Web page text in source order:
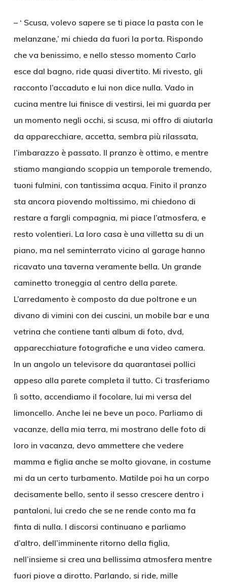
– ‘ Scusa, volevo sapere se ti piace la pasta con le
melanzane,’ mi chieda da fuori la porta. Rispondo
che va benissimo, e nello stesso momento Carlo
esce dal bagno, ride quasi divertito. Mi rivesto, gli
racconto l’accaduto e lui non dice nulla. Vado in
cucina mentre lui finisce di vestirsi, lei mi guarda per
un momento negli occhi, si scusa, mi offro di aiutarla
da apparecchiare, accetta, sembra più rilassata,
l’imbarazzo è passato. Il pranzo è ottimo, e mentre
stiamo mangiando scoppia un temporale tremendo,
tuoni fulmini, con tantissima acqua. Finito il pranzo
sta ancora piovendo moltissimo, mi chiedono di
restare a fargli compagnia, mi piace l’atmosfera, e
resto volentieri. La loro casa è una villetta su di un
piano, ma nel seminterrato vicino al garage hanno
ricavato una taverna veramente bella. Un grande
caminetto troneggia al centro della parete.
L’arredamento è composto da due poltrone e un
divano di vimini con dei cuscini, un mobile bar e una
vetrina che contiene tanti album di foto, dvd,
apparecchiature fotografiche e una video camera.
In un angolo un televisore da quarantasei pollici
appeso alla parete completa il tutto. Ci trasferiamo
lì sotto, accendiamo il focolare, lui mi versa del
limoncello. Anche lei ne beve un poco. Parliamo di
vacanze, della mia terra, mi mostrano delle foto di
loro in vacanza, devo ammettere che vedere
mamma e figlia anche se molto giovane, in costume
mi da un certo turbamento. Matilde poi ha un corpo
decisamente bello, sento il sesso crescere dentro i
pantaloni, lui credo che se ne rende conto ma fa
finta di nulla. I discorsi continuano e parliamo
d’altro, dell’imminente ritorno della figlia,
nell’insieme si crea una bellissima atmosfera mentre
fuori piove a dirotto. Parlando, si ride, mille